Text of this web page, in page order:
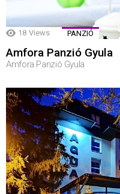
18 Views PANZIÓ
Amfora Panzió Gyula
Amfora Panzió Gyula